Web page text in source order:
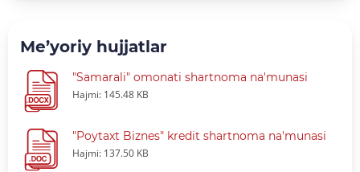
Me’yoriy hujjatlar
"Samarali" omonati shartnoma na'munasi
Hajmi: 145.48 KB
"Poytaxt Biznes" kredit shartnoma na'munasi
Hajmi: 137.50 KB